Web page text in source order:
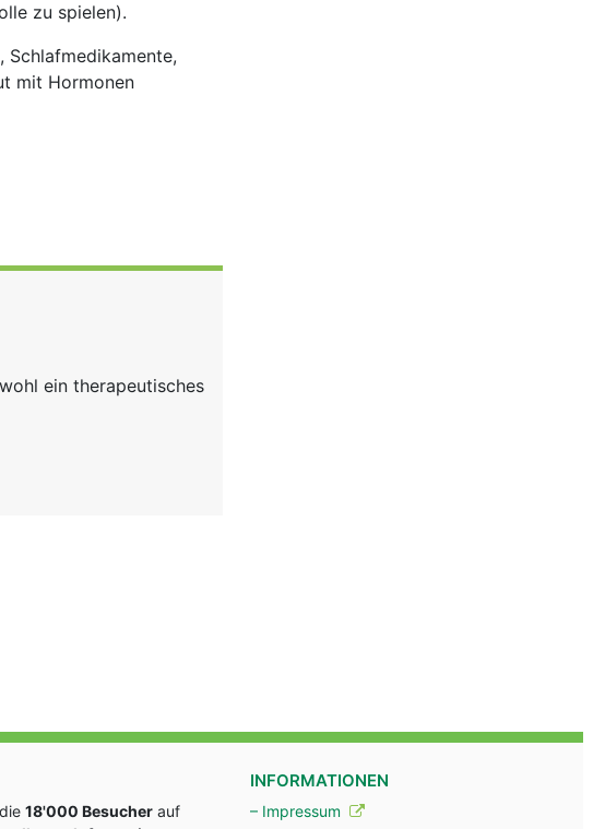
zu spielen).
Schlafmedikamente,
mit Hormonen
ein therapeutisches
18'000 Besucher auf
INFORMATIONEN
– Impressum